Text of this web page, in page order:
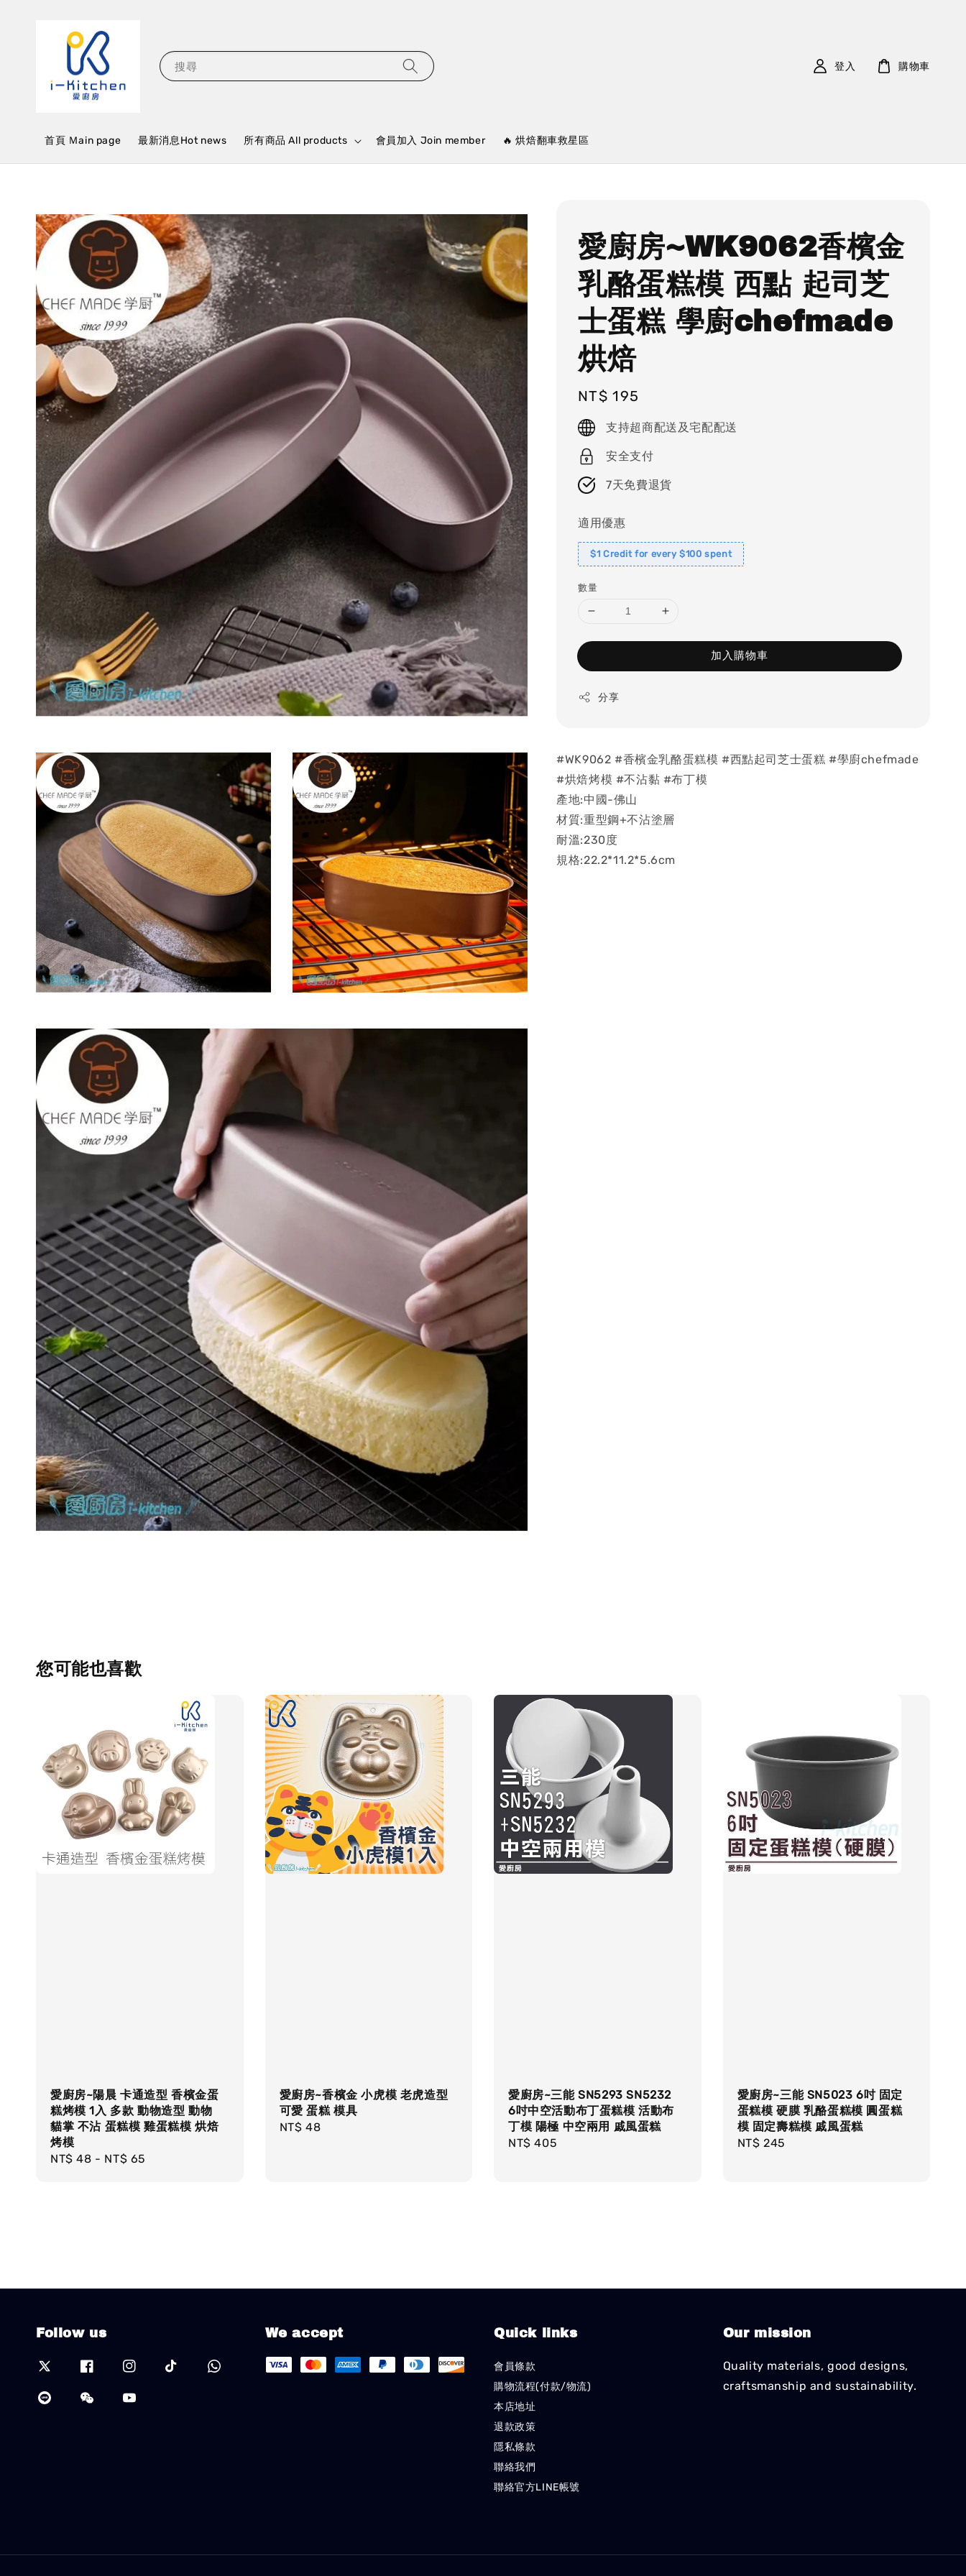
搜尋
首頁 Ｍain page 最新消息Hot news 所有商品 All products 會員加入 Join member 🔥 烘焙翻車救星區
登入 購物車
愛廚房~WK9062香檳金
乳酪蛋糕模 西點 起司芝
士蛋糕 學廚chefmade
烘焙
Regular
price
NT$ 195
支持超商配送及宅配配送
安全支付
7天免費退貨
適用優惠
$1 Credit for every $100 spent
數量
加入購物車
分享
#WK9062 #香檳金乳酪蛋糕模 #西點起司芝士蛋糕 #學廚chefmade
#烘焙烤模 #不沾黏 #布丁模
產地:中國-佛山
材質:重型鋼+不沾塗層
耐溫:230度
規格:22.2*11.2*5.6cm
您可能也喜歡
愛廚房~陽晨 卡通造型 香檳金蛋
糕烤模 1入 多款 動物造型 動物
貓掌 不沾 蛋糕模 雞蛋糕模 烘焙
烤模
Regular
NT$ 48 - NT$ 65
愛廚房~香檳金 小虎模 老虎造型
可愛 蛋糕 模具
Regular
NT$ 48
愛廚房~三能 SN5293 SN5232
6吋中空活動布丁蛋糕模 活動布
丁模 陽極 中空兩用 戚風蛋糕
Regular
NT$ 405
愛廚房~三能 SN5023 6吋 固定
蛋糕模 硬膜 乳酪蛋糕模 圓蛋糕
模 固定壽糕模 戚風蛋糕
Regular
NT$ 245
Follow us We accept Quick links
會員條款
購物流程(付款/物流)
本店地址
退款政策
隱私條款
聯絡我們
聯絡官方LINE帳號
Our mission
Quality materials, good designs,
craftsmanship and sustainability.